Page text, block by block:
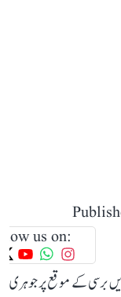
us on:
اور ناگاساکی پر ہونے والے ایٹمی حملوں کی 81ویں برسی کے موقع پر جوہری